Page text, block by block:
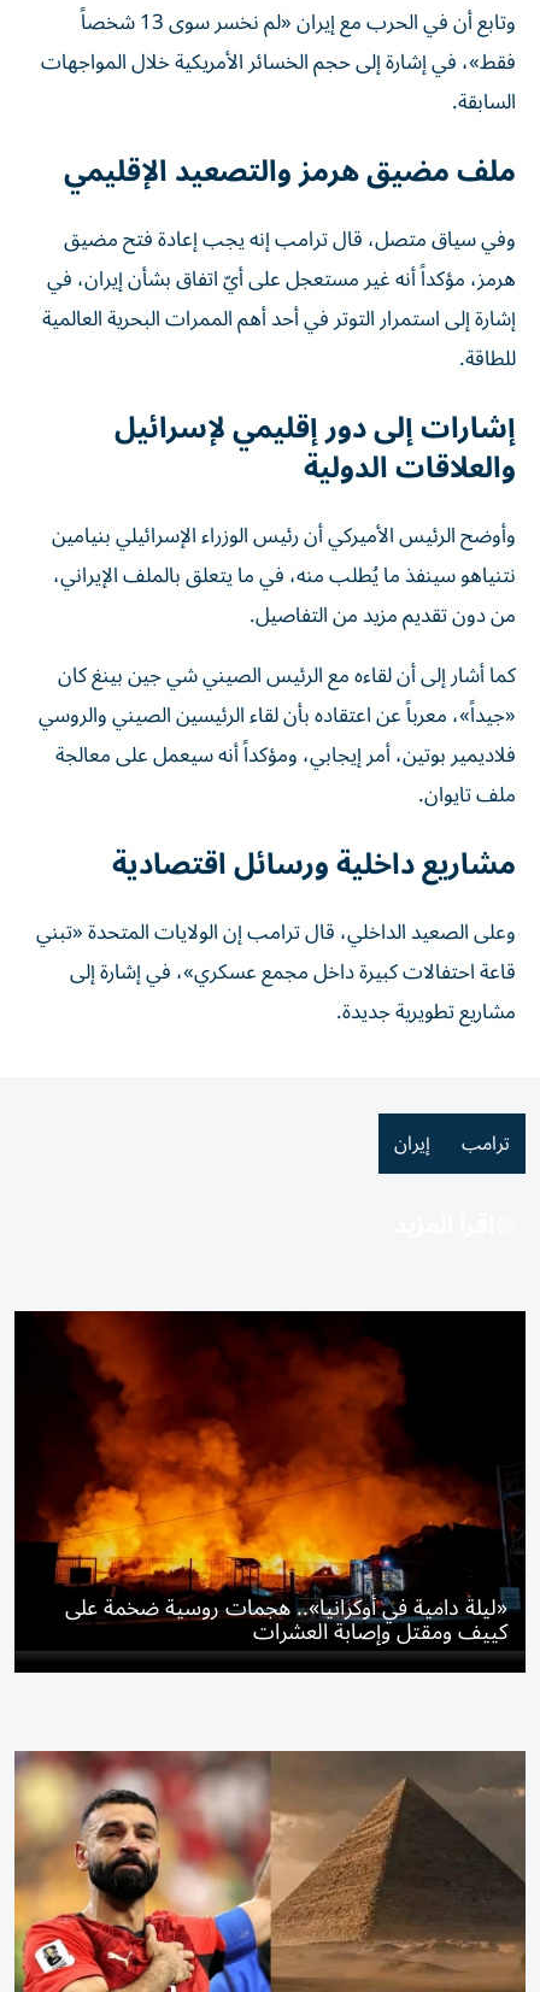
وتابع أن في الحرب مع إيران «لم نخسر سوى 13 شخصاً
فقط»، في إشارة إلى حجم الخسائر الأمريكية خلال المواجهات
السابقة.
ملف مضيق هرمز والتصعيد الإقليمي
وفي سياق متصل، قال ترامب إنه يجب إعادة فتح مضيق
هرمز، مؤكداً أنه غير مستعجل على أيّ اتفاق بشأن إيران، في
إشارة إلى استمرار التوتر في أحد أهم الممرات البحرية العالمية
للطاقة.
إشارات إلى دور إقليمي لإسرائيل
والعلاقات الدولية
وأوضح الرئيس الأميركي أن رئيس الوزراء الإسرائيلي بنيامين
نتنياهو سينفذ ما يُطلب منه، في ما يتعلق بالملف الإيراني،
من دون تقديم مزيد من التفاصيل.
كما أشار إلى أن لقاءه مع الرئيس الصيني شي جين بينغ كان
«جيداً»، معرباً عن اعتقاده بأن لقاء الرئيسين الصيني والروسي
فلاديمير بوتين، أمر إيجابي، ومؤكداً أنه سيعمل على معالجة
ملف تايوان.
مشاريع داخلية ورسائل اقتصادية
وعلى الصعيد الداخلي، قال ترامب إن الولايات المتحدة «تبني
قاعة احتفالات كبيرة داخل مجمع عسكري»، في إشارة إلى
مشاريع تطويرية جديدة.
ترامب إيران
«ليلة دامية في أوكرانيا».. هجمات روسية ضخمة على
كييف ومقتل وإصابة العشرات